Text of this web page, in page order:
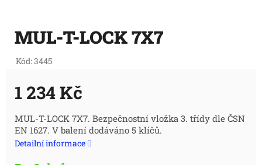
MUL-T-LOCK 7X7
Kód:3445
1 234 Kč
Měrná
cena:
MUL-T-LOCK 7X7. Bezpečnostní vložka 3. třídy dle ČSN
EN 1627. V balení dodáváno 5 klíčů.
Detailní informace